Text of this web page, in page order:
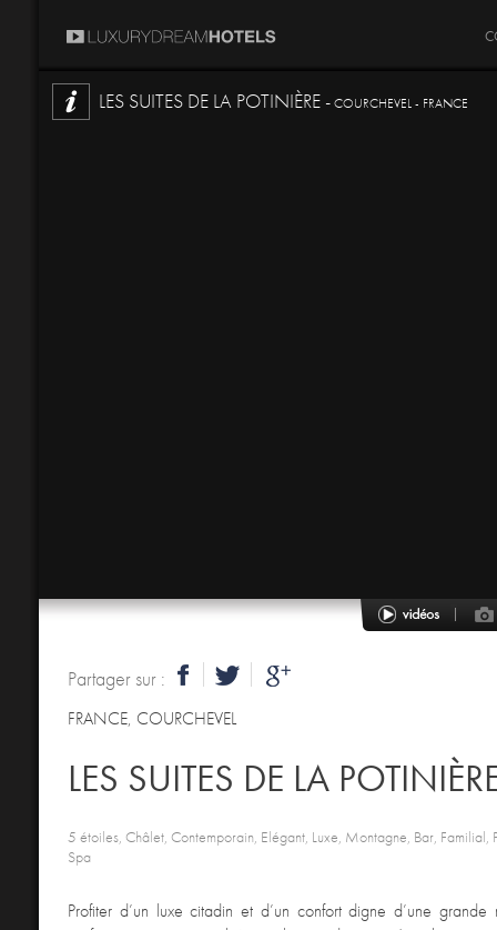
LES SUITES DE LA POTINIÈRE -COURCHEVEL - FRANCE
Partager sur :
FRANCE, COURCHEVEL
LES SUITES DE LA
5 étoiles, Châlet, Contemporain, Elégant, Luxe, Montagne, Bar, Familial,
Spa
Profiter d’un luxe citadin et d’un confort digne d’une